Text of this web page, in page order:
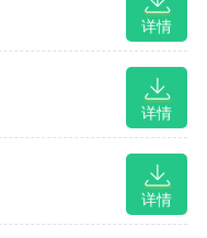
详情
详情
详情